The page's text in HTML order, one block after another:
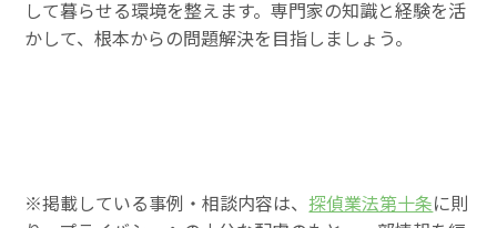
して暮らせる環境を整えます。専門家の知識と経験を活
かして、根本からの問題解決を目指しましょう。
※掲載している事例・相談内容は、探偵業法第十条に則